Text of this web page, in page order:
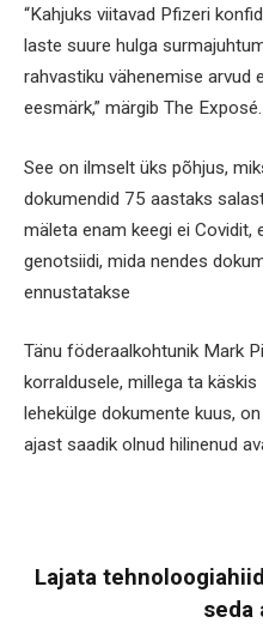
“Kahjuks viitavad Pfizeri
laste suure hulga
rahvastiku vähenemise arvud
eesmärk,” märgib The Exposé.
See on ilmselt üks põhjus,
dokumendid 75 aastaks
mäleta enam keegi ei
genotsiidi, mida nendes
ennustatakse
Tänu föderaalkohtunik Mark
korraldusele, millega ta
lehekülge dokumente kuus,
ajast saadik olnud hilinenud
Lajata
seda